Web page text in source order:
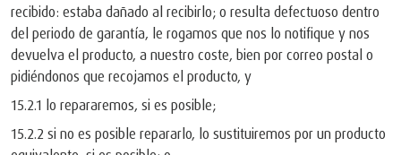
recibido: estaba dañado al recibirlo; o resulta defectuoso dentro
del periodo de garantía, le rogamos que nos lo notifique y nos
devuelva el producto, a nuestro coste, bien por correo postal o
pidiéndonos que recojamos el producto, y
15.2.1 lo repararemos, si es posible;
15.2.2 si no es posible repararlo, lo sustituiremos por un producto